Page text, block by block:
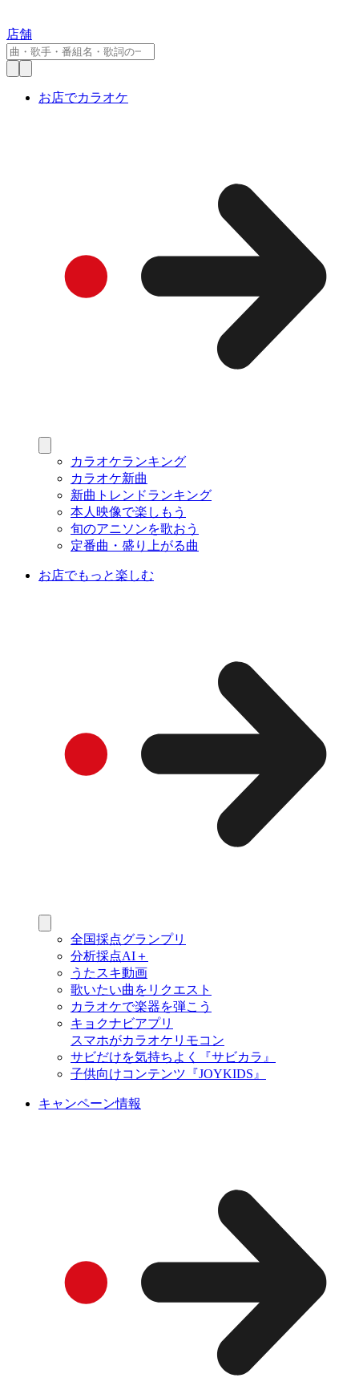
店舗
お店でカラオケ
カラオケランキング
カラオケ新曲
新曲トレンドランキング
本人映像で楽しもう
旬のアニソンを歌おう
定番曲・盛り上がる曲
お店でもっと楽しむ
全国採点グランプリ
分析採点AI＋
うたスキ動画
歌いたい曲をリクエスト
カラオケで楽器を弾こう
キョクナビアプリ
スマホがカラオケリモコン
サビだけを気持ちよく『サビカラ』
子供向けコンテンツ『JOYKIDS』
キャンペーン情報